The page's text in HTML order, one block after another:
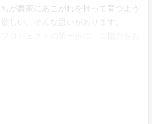
が農家にあこがれを持って育つよう
しい。そんな思いがあります。